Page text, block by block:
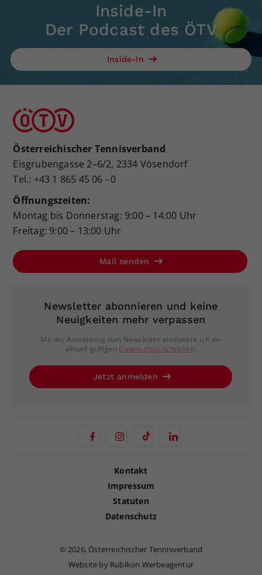
Inside-In
Der Podcast des ÖTV
Inside-In
Österreichischer Tennisverband
Eisgrubengasse 2–6/2, 2334 Vösendorf
Tel.: +43 1 865 45 06 - 0
Öffnungszeiten:
Montag bis Donnerstag: 9:00 – 14:00 Uhr
Freitag: 9:00 – 13:00 Uhr
Mail senden
Newsletter abonnieren und keine
Neuigkeiten mehr verpassen
Mit der Anmeldung zum Newsletter akzeptiere ich die
aktuell gültigen Datenschutzrichtlinien.
Jetzt anmelden
Kontakt
Impressum
Statuten
Datenschutz
©2026, Österreichischer Tennisverband
Website by Rubikon Werbeagentur